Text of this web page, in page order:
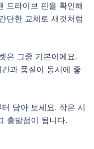
드라이브 핀을 확인해
단한 교체로 새것처럼
은 그중 기본이에요.
과 품질이 동시에 좋
담아 보세요. 작은 시
출발점이 됩니다.